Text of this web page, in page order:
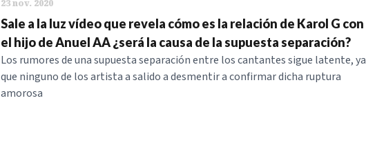
23 nov. 2020
Sale a la luz vídeo que revela cómo es la relación de Karol G con
el hijo de Anuel AA ¿será la causa de la supuesta separación?
Los rumores de una supuesta separación entre los cantantes sigue latente, ya
que ninguno de los artista a salido a desmentir a confirmar dicha ruptura
amorosa